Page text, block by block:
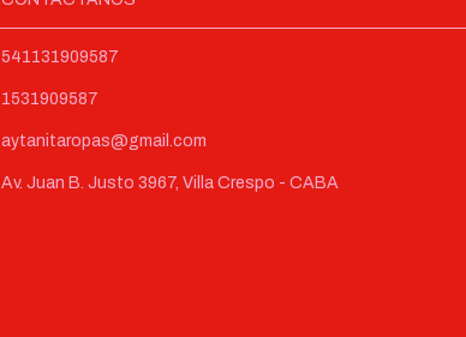
541131909587
1531909587
aytanitaropas@gmail.com
Av. Juan B. Justo 3967, Villa Crespo - CABA